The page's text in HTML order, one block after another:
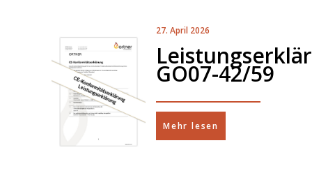
27. April 2026
GO07-42/59
Mehr lesen